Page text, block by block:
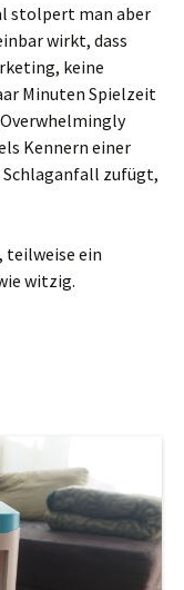
stolpert man aber
wirkt, dass
keine
Minuten Spielzeit
Kennern einer
zufügt,
teilweise ein
witzig.
„Pineapple on